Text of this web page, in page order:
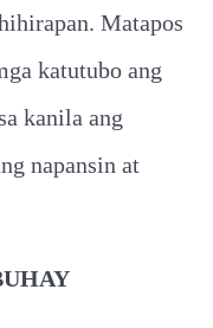
Matapos
katutubo ang
kanila ang
napansin at